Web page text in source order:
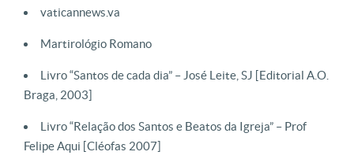
vaticannews.va
Martirológio Romano
Livro “Santos de cada dia” – José Leite, SJ [Editorial A.O.
Braga, 2003]
Livro “Relação dos Santos e Beatos da Igreja” – Prof
Felipe Aqui [Cléofas 2007]